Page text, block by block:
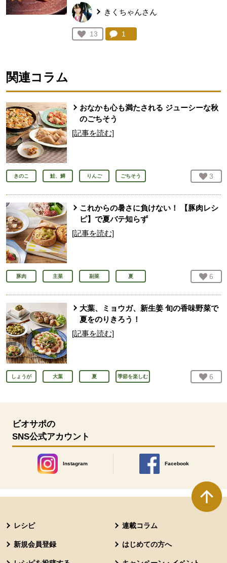
きくちゃんさん
お気に入り登録：
13
人が登録
コメント：
1
関連コラム
おなかも心も満たされる ジューシーな秋
のごちそう
[記事を読む]
きのこ 鮭、鱒 りんご ごちそう お気
3
これからの暑さに負けない！ 【豚肉レシ
ピ】で夏バテ知らず
[記事を読む]
豚肉 主菜 副菜 夏 お気
6
大葉、ミョウガ、新生姜 旬の香味野菜で
夏をのりきろう！
[記事を読む]
しょうが 大葉 夏 季節を楽しむ お気
6
ビオサポの
SNS公式アカウント
Instagram
別のウィンドウで開きます。
Facebook
レシピ 連載コラム
新規会員登録 はじめての方へ